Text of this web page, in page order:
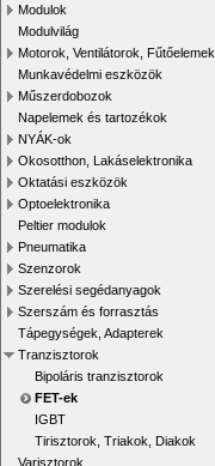
Modulok
Modulvilág
Motorok, Ventilátorok, Fűtőelemek
Munkavédelmi eszközök
Műszerdobozok
Napelemek és tartozékok
NYÁK-ok
Okosotthon, Lakáselektronika
Oktatási eszközök
Optoelektronika
Peltier modulok
Pneumatika
Szenzorok
Szerelési segédanyagok
Szerszám és forrasztás
Tápegységek, Adapterek
Tranzisztorok
Bipoláris tranzisztorok
FET-ek
IGBT
Tirisztorok, Triakok, Diakok
Varisztorok